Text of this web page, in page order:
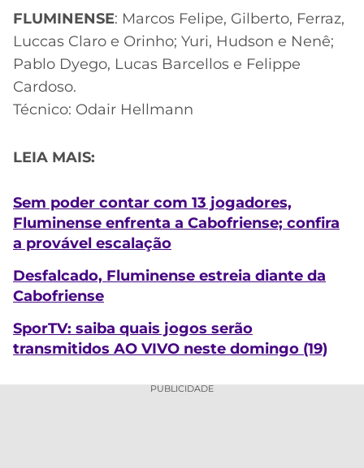
FLUMINENSE: Marcos Felipe, Gilberto, Ferraz,
Luccas Claro e Orinho; Yuri, Hudson e Nenê;
Pablo Dyego, Lucas Barcellos e Felippe
Cardoso.
Técnico: Odair Hellmann
LEIA MAIS:
Sem poder contar com 13 jogadores,
Fluminense enfrenta a Cabofriense; confira
a provável escalação
Desfalcado, Fluminense estreia diante da
Cabofriense
SporTV: saiba quais jogos serão
transmitidos AO VIVO neste domingo (19)
PUBLICIDADE